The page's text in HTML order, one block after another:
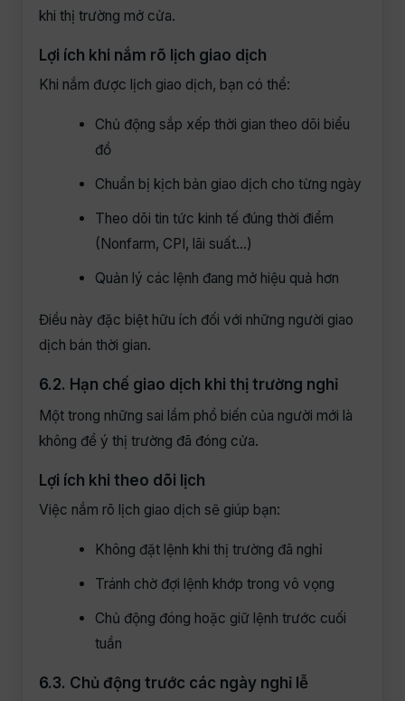
khi thị trường mở cửa.
Lợi ích khi nắm rõ lịch giao dịch
Khi nắm được lịch giao dịch, bạn có thể:
Chủ động sắp xếp thời gian theo dõi biểu
đồ
Chuẩn bị kịch bản giao dịch cho từng ngày
Theo dõi tin tức kinh tế đúng thời điểm
(Nonfarm, CPI, lãi suất…)
Quản lý các lệnh đang mở hiệu quả hơn
Điều này đặc biệt hữu ích đối với những người giao
dịch bán thời gian.
6.2. Hạn chế giao dịch khi thị trường nghỉ
Một trong những sai lầm phổ biến của người mới là
không để ý thị trường đã đóng cửa.
Lợi ích khi theo dõi lịch
Việc nắm rõ lịch giao dịch sẽ giúp bạn:
Không đặt lệnh khi thị trường đã nghỉ
Tránh chờ đợi lệnh khớp trong vô vọng
Chủ động đóng hoặc giữ lệnh trước cuối
tuần
6.3. Chủ động trước các ngày nghỉ lễ